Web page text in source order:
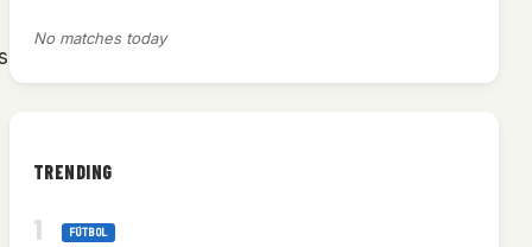
No matches today
TRENDING
FÚTBOL